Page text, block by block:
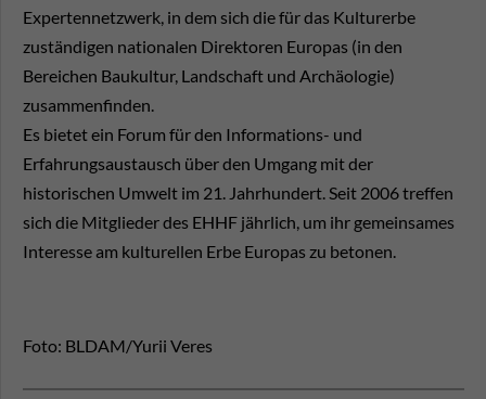
Expertennetzwerk, in dem sich die für das Kulturerbe
zuständigen nationalen Direktoren Europas (in den
Bereichen Baukultur, Landschaft und Archäologie)
zusammenfinden.
Es bietet ein Forum für den Informations- und
Erfahrungsaustausch über den Umgang mit der
historischen Umwelt im 21. Jahrhundert. Seit 2006 treffen
sich die Mitglieder des EHHF jährlich, um ihr gemeinsames
Interesse am kulturellen Erbe Europas zu betonen.
Foto: BLDAM/Yurii Veres